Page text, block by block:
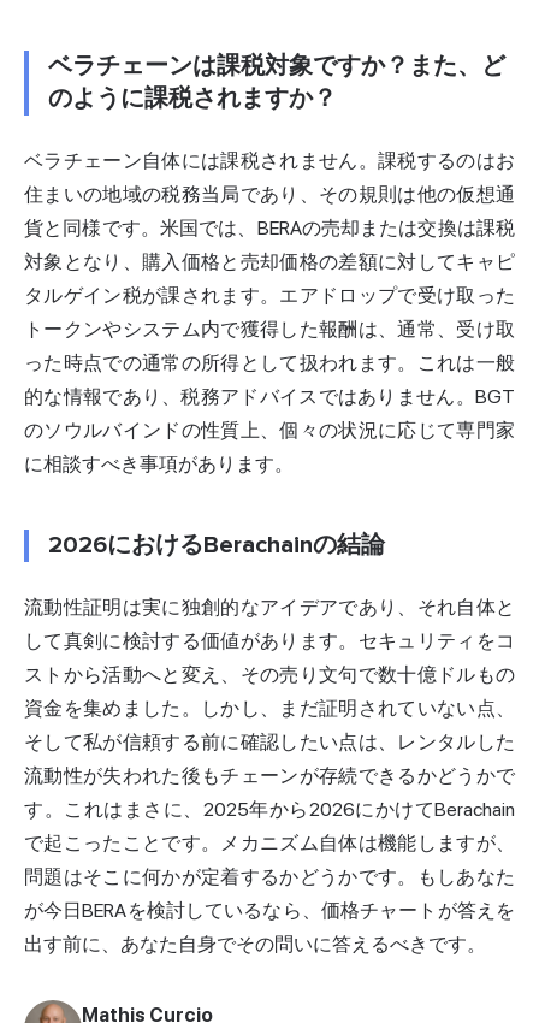
ベラチェーンは課税対象ですか？また、ど
のように課税されますか？
ベラチェーン自体には課税されません。課税するのはお
住まいの地域の税務当局であり、その規則は他の仮想通
貨と同様です。米国では、BERAの売却または交換は課税
対象となり、購入価格と売却価格の差額に対してキャピ
タルゲイン税が課されます。エアドロップで受け取った
トークンやシステム内で獲得した報酬は、通常、受け取
った時点での通常の所得として扱われます。これは一般
的な情報であり、税務アドバイスではありません。BGT
のソウルバインドの性質上、個々の状況に応じて専門家
に相談すべき事項があります。
2026におけるBerachainの結論
流動性証明は実に独創的なアイデアであり、それ自体と
して真剣に検討する価値があります。セキュリティをコ
ストから活動へと変え、その売り文句で数十億ドルもの
資金を集めました。しかし、まだ証明されていない点、
そして私が信頼する前に確認したい点は、レンタルした
流動性が失われた後もチェーンが存続できるかどうかで
す。これはまさに、2025年から2026にかけてBerachain
で起こったことです。メカニズム自体は機能しますが、
問題はそこに何かが定着するかどうかです。もしあなた
が今日BERAを検討しているなら、価格チャートが答えを
出す前に、あなた自身でその問いに答えるべきです。
Mathis Curcio